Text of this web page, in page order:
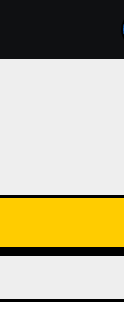
POR QUÉ